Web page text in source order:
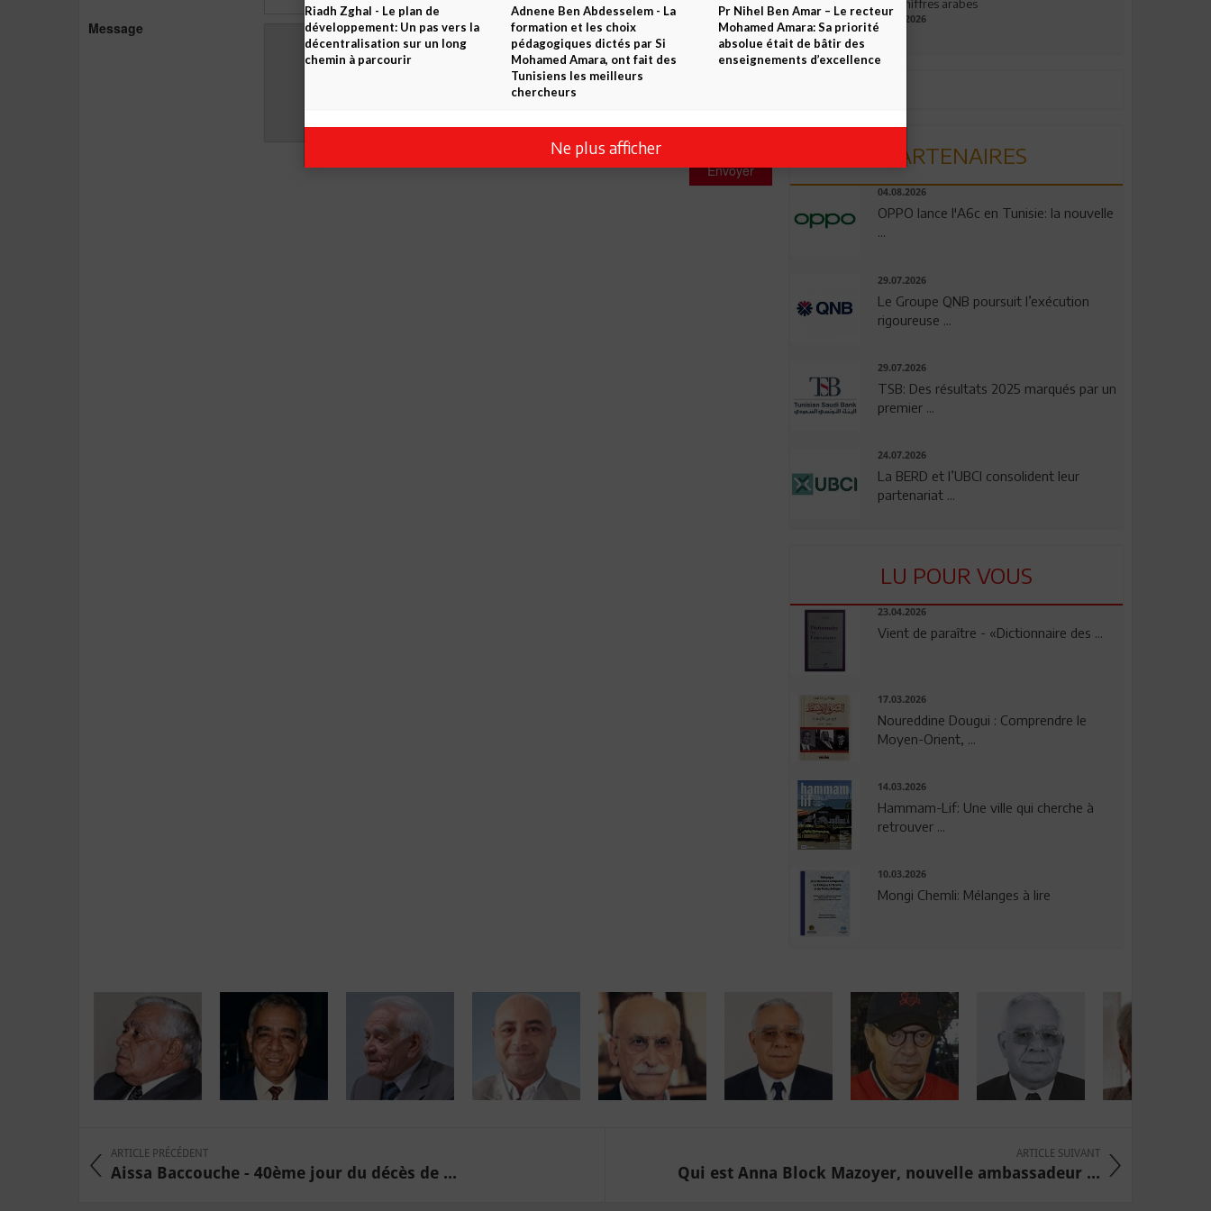
Message
Envoyer
aux chiffres arabes
09.07.2026
PARTENAIRES
04.08.2026
OPPO lance l'A6c en Tunisie: la nouvelle
...
29.07.2026
Le Groupe QNB poursuit l’exécution
rigoureuse ...
29.07.2026
TSB: Des résultats 2025 marqués par un
premier ...
24.07.2026
La BERD et l’UBCI consolident leur
partenariat ...
LU POUR VOUS
23.04.2026
Vient de paraître - «Dictionnaire des ...
17.03.2026
Noureddine Dougui : Comprendre le
Moyen-Orient, ...
14.03.2026
Hammam-Lif: Une ville qui cherche à
retrouver ...
10.03.2026
Mongi Chemli: Mélanges à lire
ARTICLE PRÉCÉDENT
Aissa Baccouche - 40ème jour du décès de ...
ARTICLE SUIVANT
Qui est Anna Block Mazoyer, nouvelle ambassadeur ...
- 05.08.2026
Pr Nihel Ben Amar – Le recteur
Mohamed Amara: Sa priorité
absolue était de bâtir des
enseignements d’excellence